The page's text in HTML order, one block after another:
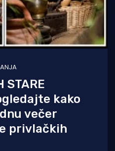
STARE
kako
večer
privlačkih